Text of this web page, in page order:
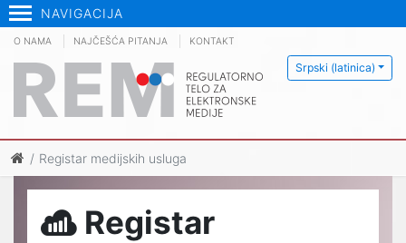
NAVIGACIJA
Srpski (latinica)
O NAMA NAJČEŠĆA PITANJA KONTAKT
Registar medijskih usluga
Registar